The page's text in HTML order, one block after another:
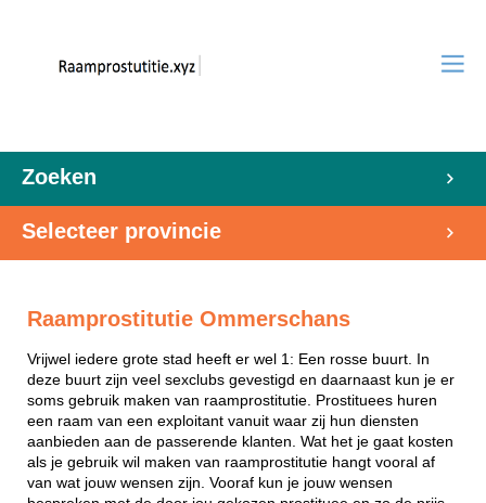
Zoeken
Selecteer provincie
Raamprostitutie Ommerschans
Vrijwel iedere grote stad heeft er wel 1: Een rosse buurt. In
deze buurt zijn veel sexclubs gevestigd en daarnaast kun je er
soms gebruik maken van raamprostitutie. Prostituees huren
een raam van een exploitant vanuit waar zij hun diensten
aanbieden aan de passerende klanten. Wat het je gaat kosten
als je gebruik wil maken van raamprostitutie hangt vooral af
van wat jouw wensen zijn. Vooraf kun je jouw wensen